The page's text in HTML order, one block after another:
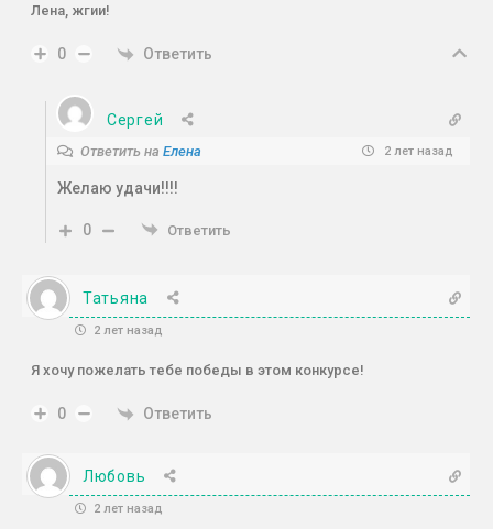
Лена, жгии!
0 Ответить
Сергей
Ответить на Елена 2 лет назад
Желаю удачи!!!!
0 Ответить
Татьяна
2 лет назад
Я хочу пожелать тебе победы в этом конкурсе!
0 Ответить
Любовь
2 лет назад